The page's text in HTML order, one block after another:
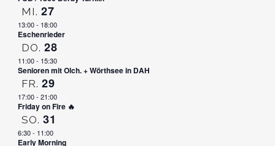
MI. 27
13:00- 18:00
Eschenrieder
DO. 28
11:00- 15:30
Senioren mit Olch. + Wörthsee in DAH
FR. 29
17:00- 21:00
Friday on Fire 🔥
SO. 31
6:30- 11:00
Early Morning